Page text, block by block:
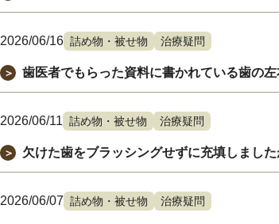
2026/06/16 詰め物・被せ物 治療疑問
＞ 歯医者でもらった資料に書かれている歯の左
2026/06/11 詰め物・被せ物 治療疑問
＞ 欠けた歯をブラッシングせずに充填しまし
2026/06/07 詰め物・被せ物 治療疑問